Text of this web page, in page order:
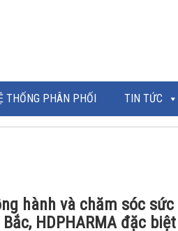
THỐNG PHÂN PHỐI TIN TỨC
hành và chăm sóc
HDPHARMA đặc